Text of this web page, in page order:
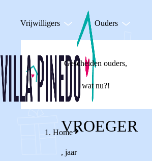
Vrijwilligers Ouders
Gescheiden ouders,
wat nu?!
Home
VROEGER
, jaar